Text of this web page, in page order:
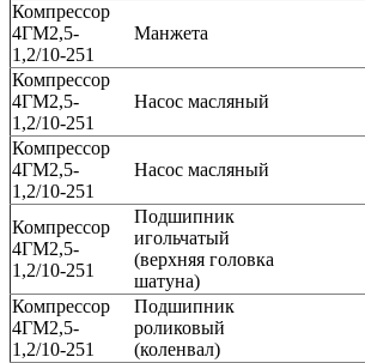
Компрессор
4ГМ2,5-
1,2/10-251
Манжета
Компрессор
4ГМ2,5-
1,2/10-251
Насос масляный
Компрессор
4ГМ2,5-
1,2/10-251
Насос масляный
Компрессор
4ГМ2,5-
1,2/10-251
Подшипник
игольчатый
(верхняя головка
шатуна)
Компрессор
4ГМ2,5-
1,2/10-251
Подшипник
роликовый
(коленвал)